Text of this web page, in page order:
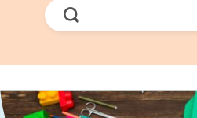
Jetzt
Suchen